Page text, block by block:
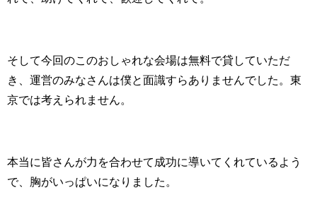
そして今回のこのおしゃれな会場は無料で貸していただ
き、運営のみなさんは僕と面識すらありませんでした。東
京では考えられません。
本当に皆さんが力を合わせて成功に導いてくれているよう
で、胸がいっぱいになりました。